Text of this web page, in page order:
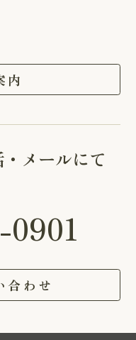
内
メールにて
合わせ